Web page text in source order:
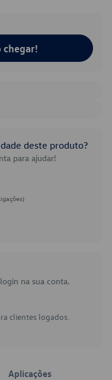
chegar!
deste produto?
para ajudar!
na sua conta.
clientes logados.
Aplicações